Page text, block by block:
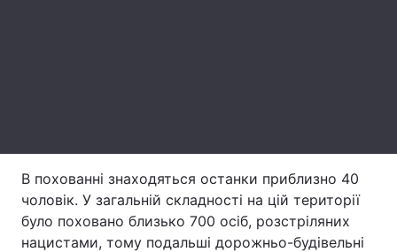
Лонгріди
Відео з Youtube Статті
В похованні знаходяться останки приблизно 40
чоловік. У загальній складності на цій території
було поховано близько 700 осіб, розстріляних
нацистами, тому подальші дорожньо-будівельні